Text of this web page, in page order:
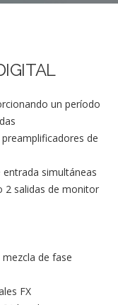
un período
de
simultáneas
2 salidas de monitor
de fase
FX